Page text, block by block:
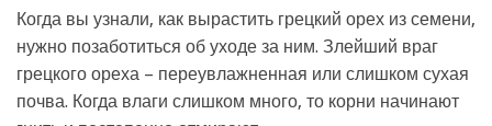
Когда вы узнали, как вырастить грецкий орех из семени,
нужно позаботиться об уходе за ним. Злейший враг
грецкого ореха – переувлажненная или слишком сухая
почва. Когда влаги слишком много, то корни начинают